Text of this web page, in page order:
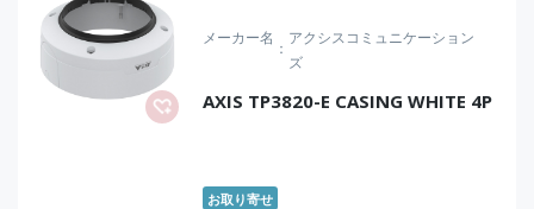
メーカー名
アクシスコミュニケーション
ズ
AXIS TP3820-E CASING WHITE 4P
お取り寄せ